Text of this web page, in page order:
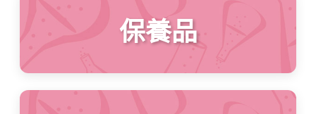
手痛到舉不起來嗎～"美西"擦勞酸1%乳膠
：緩解因發炎反應引起之局部疼痛
保養品